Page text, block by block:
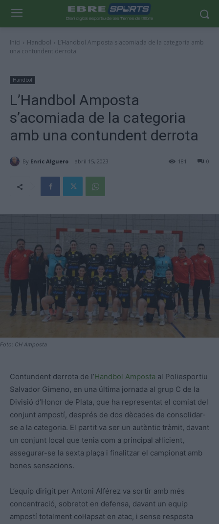
Inici Handbol
L’Handbol Amposta s'acomiada de la categoria amb
una contundent derrota
Handbol
L’Handbol Amposta
s’acomiada de la categoria
amb una contundent derrota
By Enric Alguero abril 15, 2023 0
181
Foto: CH Amposta
Contundent derrota de l’Handbol Amposta al Poliesportiu
Salvador Gimeno, en una última jornada al grup C de la
Divisió d’Honor de Plata, que ha representat el comiat del
conjunt ampostí, després de dos dècades de consolidar-
se a la categoria. El partit va ser un autèntic tràmit, davant
un conjunt local que tenia com a principal al·licient,
assegurar-se la sexta plaça i finalitzar el campionat amb
bones sensacions.
L’equip dirigit per Antoni Alférez va sortir amb més
concentració, sobretot en defensa, davant un equip
ampostí totalment col·lapsat en atac, i sense resposta